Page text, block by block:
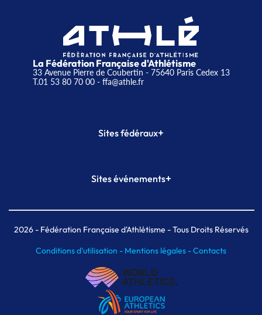
La Fédération Française d'Athlétisme
33 Avenue Pierre de Coubertin - 75640 Paris Cedex 13
T.01 53 80 70 00- ffa@athle.fr
Sites fédéraux+
Plateforme Formation
Sites événements+
Meeting de Paris indoor
MAIF Ekiden de Paris
2026- Fédération Française d'Athlétisme - Tous Droits Réservés
Conditions d'utilisation - Mentions légales -Contacts